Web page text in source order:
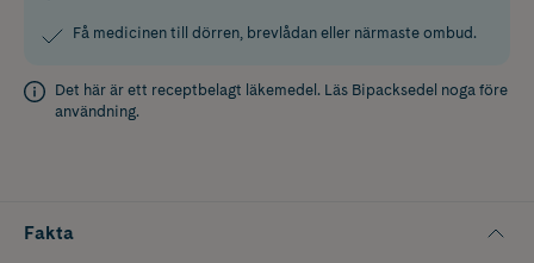
Få medicinen till dörren, brevlådan eller närmaste ombud.
Det här är ett receptbelagt läkemedel. Läs Bipacksedel noga före
användning.
Fakta